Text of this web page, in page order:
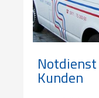
Kunden